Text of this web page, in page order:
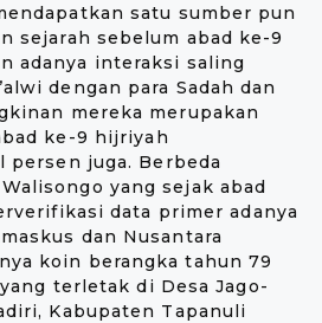
satu sumber pun
sejarah sebelum abad ke-9
adanya interaksi saling
dengan para Sadah dan
mereka merupakan
ke-9 hijriyah
juga. Berbeda
yang sejak abad
data primer adanya
dan Nusantara
koin berangka tahun 79
terletak di Desa Jago-
Kabupaten Tapanuli